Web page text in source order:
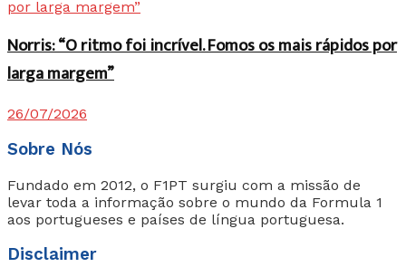
Norris: “O ritmo foi incrível. Fomos os mais rápidos por
larga margem”
26/07/2026
Sobre Nós
Fundado em 2012, o F1PT surgiu com a missão de
levar toda a informação sobre o mundo da Formula 1
aos portugueses e países de língua portuguesa.
Disclaimer